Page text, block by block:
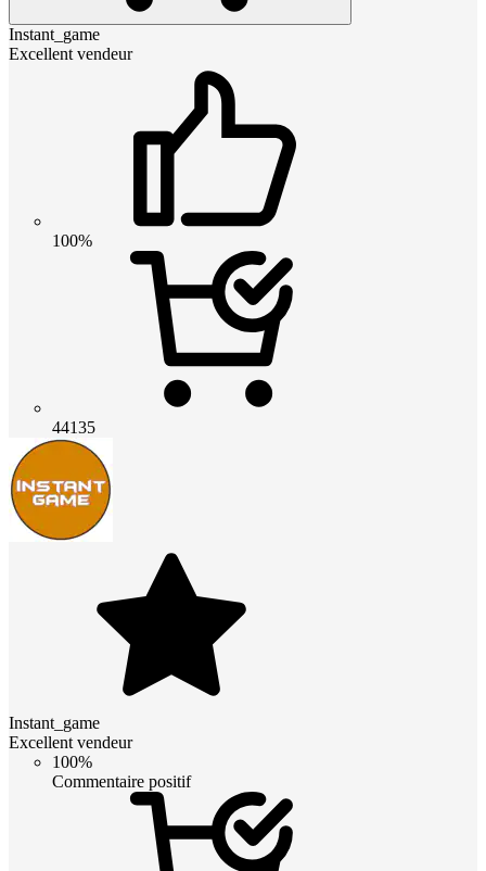
Instant_game
Excellent vendeur
100%
44135
Instant_game
Excellent vendeur
100%
Commentaire positif